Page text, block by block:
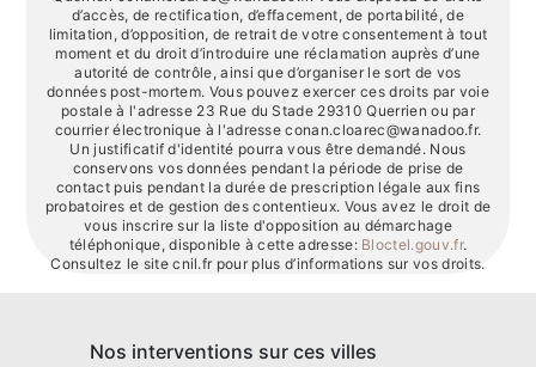
d’accès, de rectification, d’effacement, de portabilité, de
limitation, d’opposition, de retrait de votre consentement à tout
moment et du droit d’introduire une réclamation auprès d’une
autorité de contrôle, ainsi que d’organiser le sort de vos
données post-mortem. Vous pouvez exercer ces droits par voie
postale à l'adresse 23 Rue du Stade 29310 Querrien ou par
courrier électronique à l'adresse conan.cloarec@wanadoo.fr.
Un justificatif d'identité pourra vous être demandé. Nous
conservons vos données pendant la période de prise de
contact puis pendant la durée de prescription légale aux fins
probatoires et de gestion des contentieux. Vous avez le droit de
vous inscrire sur la liste d'opposition au démarchage
téléphonique, disponible à cette adresse: Bloctel.gouv.fr.
Consultez le site cnil.fr pour plus d’informations sur vos droits.
Nos interventions sur ces villes